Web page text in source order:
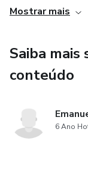
E MUITO MAIS
5. Consistência
7. Inspiração e
Mostrar mais
Saiba mais
conteúdo
6 Ano